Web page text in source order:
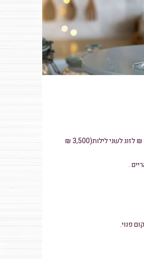
• אירוח בחדר דלקס על בסיס לינה בלבד – מחיר של 3,200 ₪ לזוג לשני לילות(3,500 ₪
פנוי.